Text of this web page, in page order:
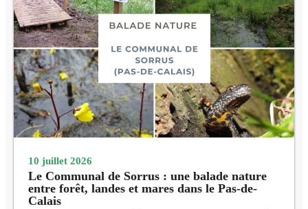
10 juillet 2026
Le Communal de Sorrus : une balade nature
entre forêt, landes et mares dans le Pas-de-
Calais